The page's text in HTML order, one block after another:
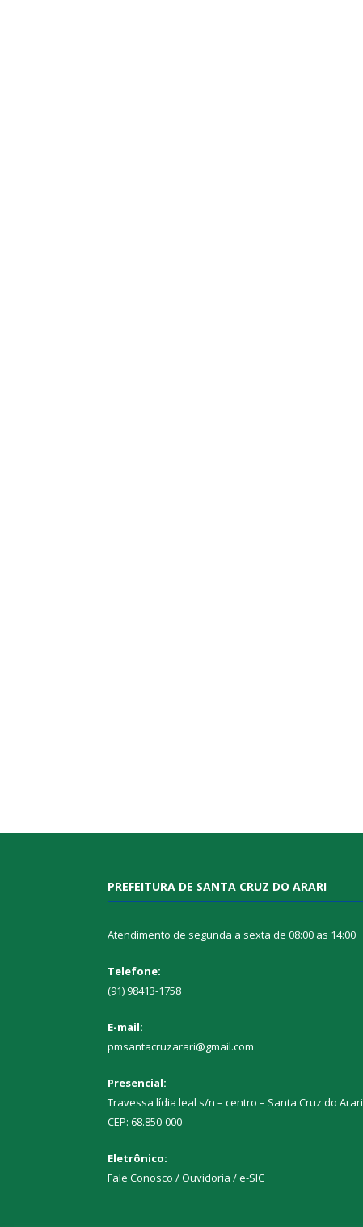
PREFEITURA DE SANTA CRUZ DO ARARI
Atendimento de segunda a sexta de 08:00 as 14:00
Telefone:
(91) 98413-1758
E-mail:
pmsantacruzarari@gmail.com
Presencial:
Travessa lídia leal s/n – centro – Santa Cruz do Arari
CEP: 68.850-000
Eletrônico:
Fale Conosco / Ouvidoria / e-SIC